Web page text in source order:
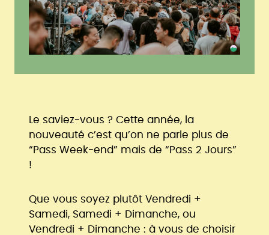
Le saviez-vous ? Cette année, la
nouveauté c’est qu’on ne parle plus de
“Pass Week-end” mais de “Pass 2 Jours”
!
Que vous soyez plutôt Vendredi +
Samedi, Samedi + Dimanche, ou
Vendredi + Dimanche : à vous de choisir